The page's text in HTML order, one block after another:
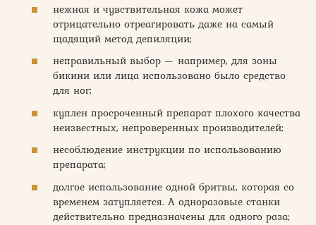
нежная и чувствительная кожа может
отрицательно отреагировать даже на самый
щадящий метод депиляции;
неправильный выбор — например, для зоны
бикини или лица использовано было средство
для ног;
куплен просроченный препарат плохого качества
неизвестных, непроверенных производителей;
несоблюдение инструкции по использованию
препарата;
долгое использование одной бритвы, которая со
временем затупляется. А одноразовые станки
действительно предназначены для одного раза;